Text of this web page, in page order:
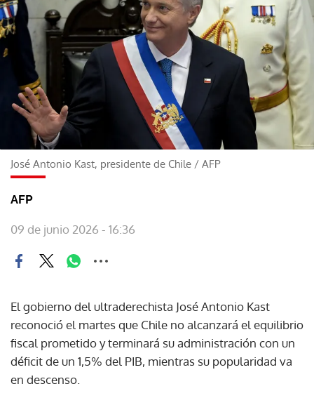
José Antonio Kast, presidente de Chile / AFP
AFP
09 de junio 2026 - 16:36
El gobierno del ultraderechista José Antonio Kast
reconoció el martes que Chile no alcanzará el equilibrio
fiscal prometido y terminará su administración con un
déficit de un 1,5% del PIB, mientras su popularidad va
en descenso.